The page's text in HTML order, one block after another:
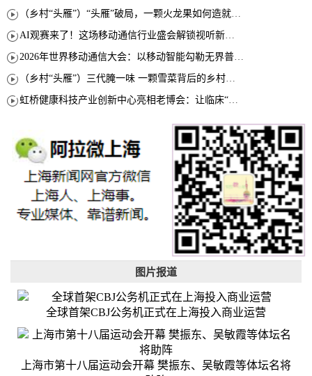
图片报道
全球首架CBJ公务机正式在上海投入商业运营
上海市第十八届运动会开幕 樊振东、吴敏霞等体坛名将